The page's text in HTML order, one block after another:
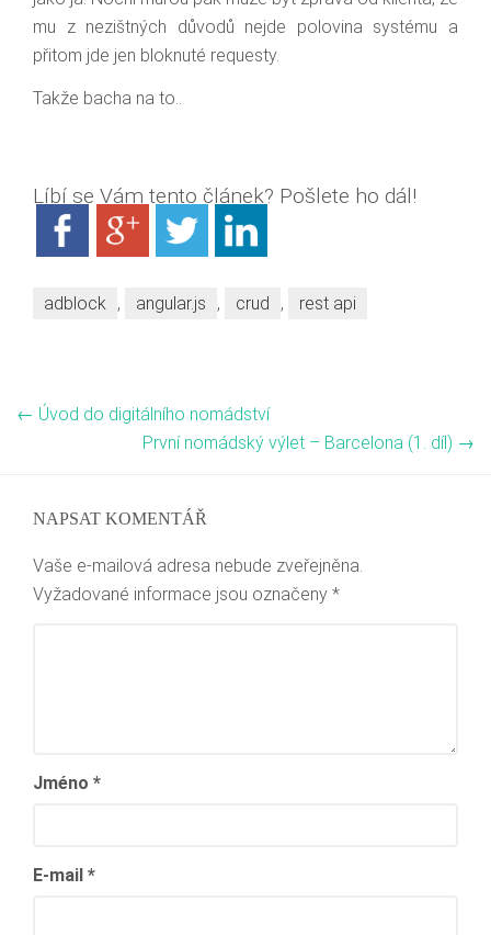
mu z nezištných důvodů nejde polovina systému a
přitom jde jen bloknuté requesty.
Takže bacha na to..
Líbí se Vám tento článek? Pošlete ho dál!
adblock , angular.js , crud , rest api
← Úvod do digitálního nomádství
První nomádský výlet – Barcelona (1. díl) →
NAPSAT KOMENTÁŘ
Vaše e-mailová adresa nebude zveřejněna.
Vyžadované informace jsou označeny *
Jméno *
E-mail *